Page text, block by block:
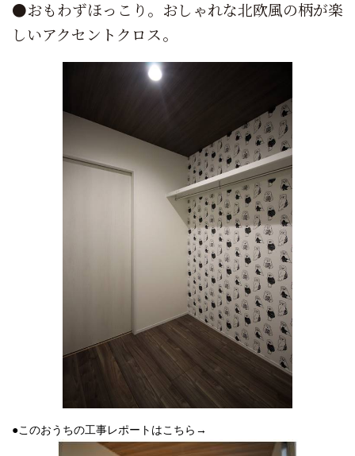
●おもわずほっこり。おしゃれな北欧風の柄が楽
しいアクセントクロス。
●このおうちの工事レポートはこちら→